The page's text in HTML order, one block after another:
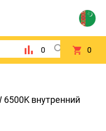
0 0
6500K внутренний